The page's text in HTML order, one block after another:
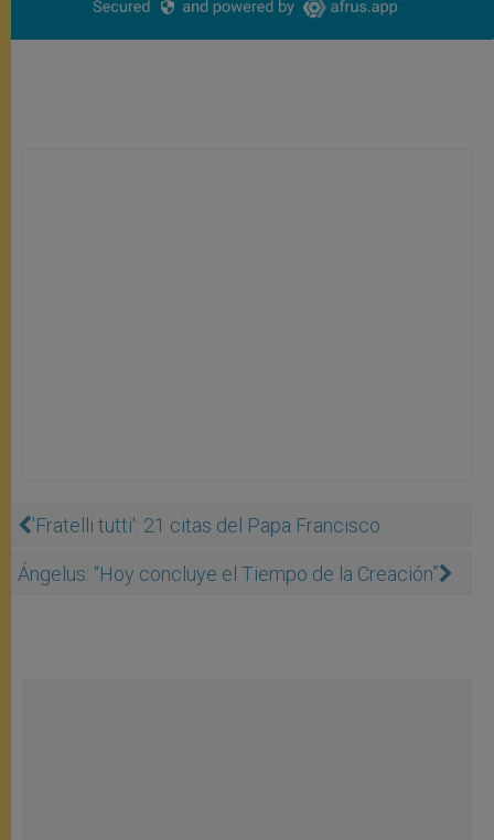
'Fratelli tutti': 21 citas del Papa Francisco
Ángelus: “Hoy concluye el Tiempo de la Creación”